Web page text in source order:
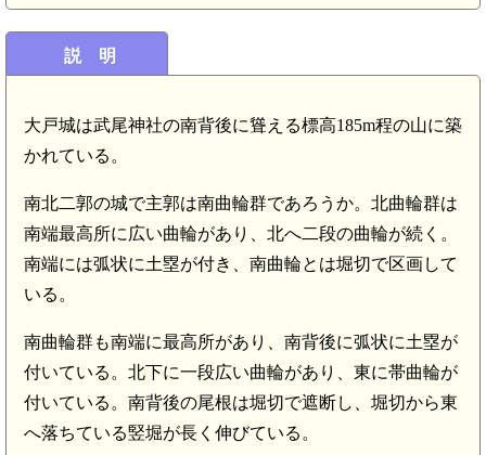
説 明
大戸城は武尾神社の南背後に聳える標高185m程の山に築
かれている。
南北二郭の城で主郭は南曲輪群であろうか。北曲輪群は
南端最高所に広い曲輪があり、北へ二段の曲輪が続く。
南端には弧状に土塁が付き、南曲輪とは堀切で区画して
いる。
南曲輪群も南端に最高所があり、南背後に弧状に土塁が
付いている。北下に一段広い曲輪があり、東に帯曲輪が
付いている。南背後の尾根は堀切で遮断し、堀切から東
へ落ちている竪堀が長く伸びている。